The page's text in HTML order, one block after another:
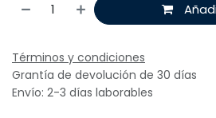
Términos y condiciones
Grantía de devolución de 30 días
Envío: 2-3 días laborables